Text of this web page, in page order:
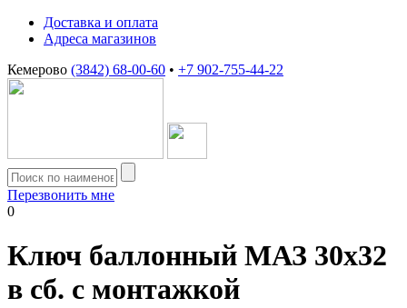
Доставка и оплата
Адреса магазинов
Кемерово (3842) 68-00-60 • +7 902-755-44-22
Перезвонить мне
0
Ключ баллонный МАЗ 30х32
в сб. с монтажкой